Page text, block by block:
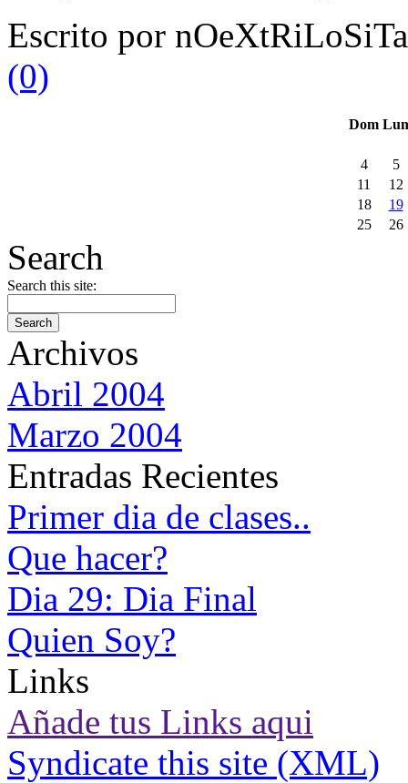
Escrito por
(0)
Dom Lun
4
5
11
12
18
19
25
26
Search
Search this site:
Archivos
Abril 2004
Marzo 2004
Entradas Recientes
Primer dia de clases..
Que hacer?
Dia 29: Dia Final
Quien Soy?
Links
Añade tus Links aqui
Syndicate this site (XML)